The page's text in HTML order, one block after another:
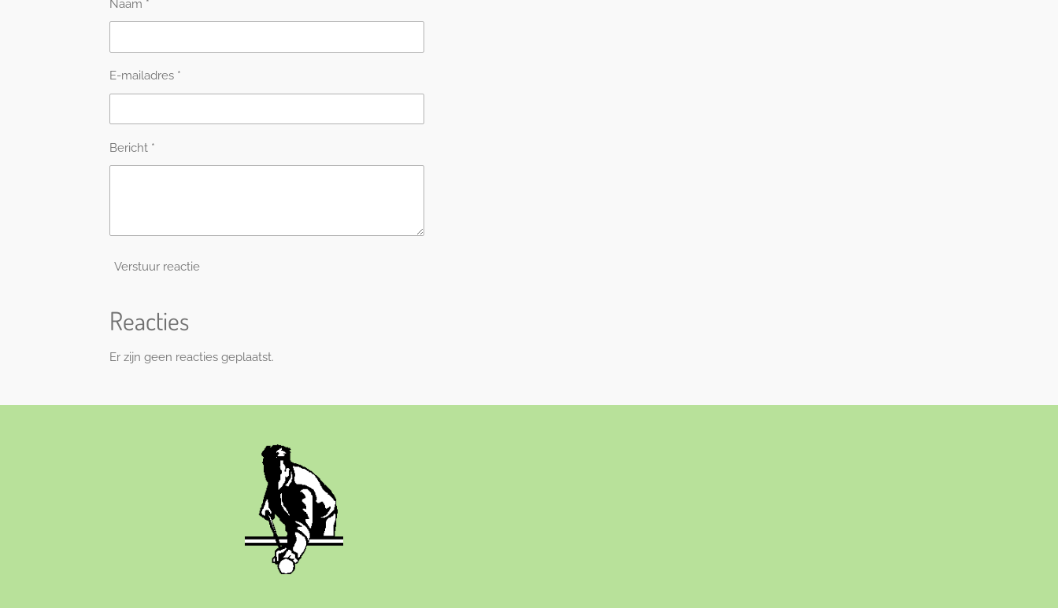
Naam *
E-mailadres *
Bericht *
Verstuur reactie
Reacties
Er zijn geen reacties geplaatst.